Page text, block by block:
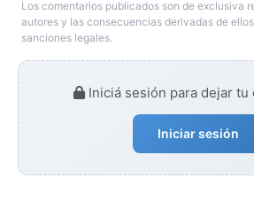
Los comentarios publicados son de exclusiva
autores y las consecuencias derivadas de
sanciones legales.
Iniciá sesión para dejar tu
Iniciar sesión